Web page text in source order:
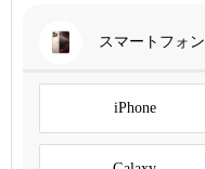
スマートフォン
iPhone